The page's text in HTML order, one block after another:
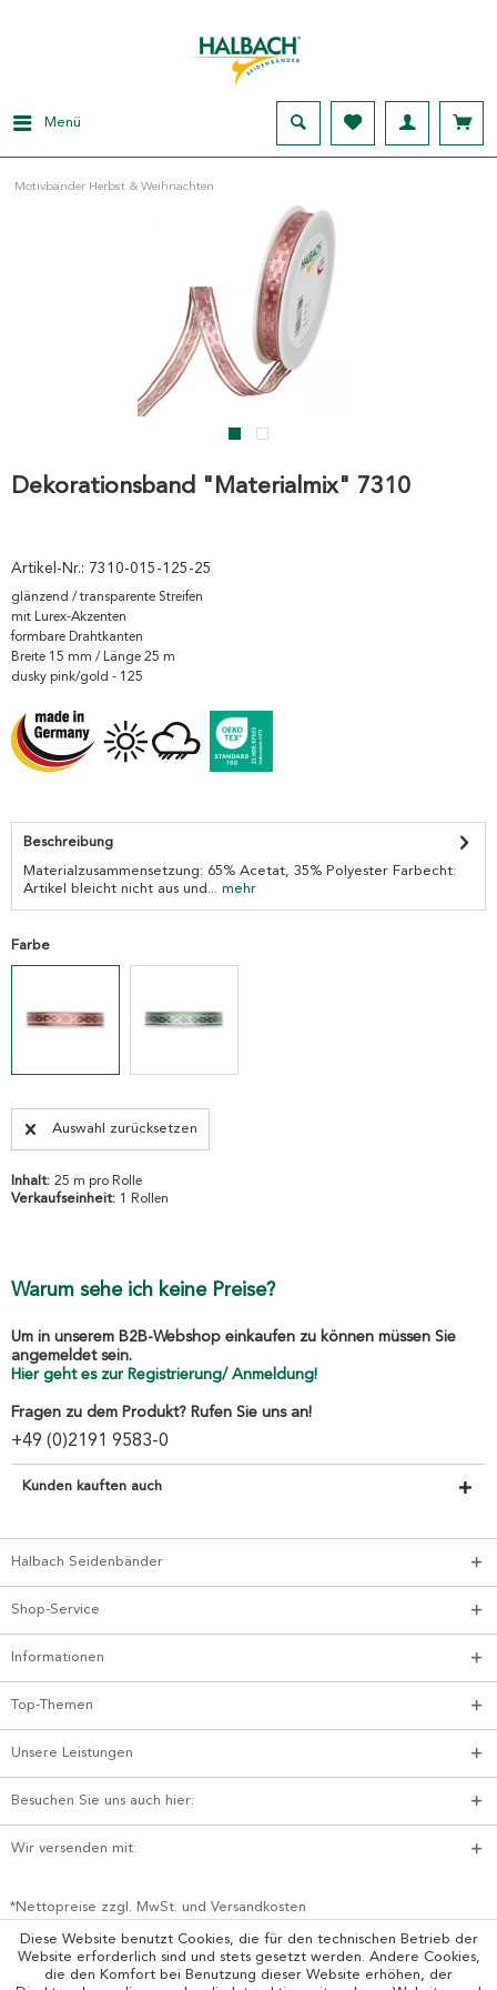
Menü
Motivbänder Herbst & Weihnachten
Dekorationsband "Materialmix" 7310
Artikel-Nr.: 7310-015-125-25
glänzend / transparente Streifen
mit Lurex-Akzenten
formbare Drahtkanten
Breite 15 mm / Länge 25 m
dusky pink/gold - 125
Beschreibung
Materialzusammensetzung: 65% Acetat, 35% Polyester Farbecht:
Artikel bleicht nicht aus und... mehr
Farbe
Auswahl zurücksetzen
Inhalt: 25 m pro Rolle
Verkaufseinheit: 1 Rollen
Warum sehe ich keine Preise?
Um in unserem B2B-Webshop einkaufen zu können müssen Sie
angemeldet sein.
Hier geht es zur Registrierung/ Anmeldung!
Fragen zu dem Produkt? Rufen Sie uns an!
+49 (0)2191 9583-0
Kunden kauften auch
Halbach Seidenbänder
Shop-Service
Informationen
Top-Themen
Unsere Leistungen
Besuchen Sie uns auch hier:
Wir versenden mit:
*Nettopreise zzgl. MwSt. und Versandkosten
Diese Website benutzt Cookies, die für den technischen Betrieb der
Website erforderlich sind und stets gesetzt werden. Andere Cookies,
die den Komfort bei Benutzung dieser Website erhöhen, der